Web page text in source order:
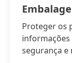
Proteger os
informações
segurança e